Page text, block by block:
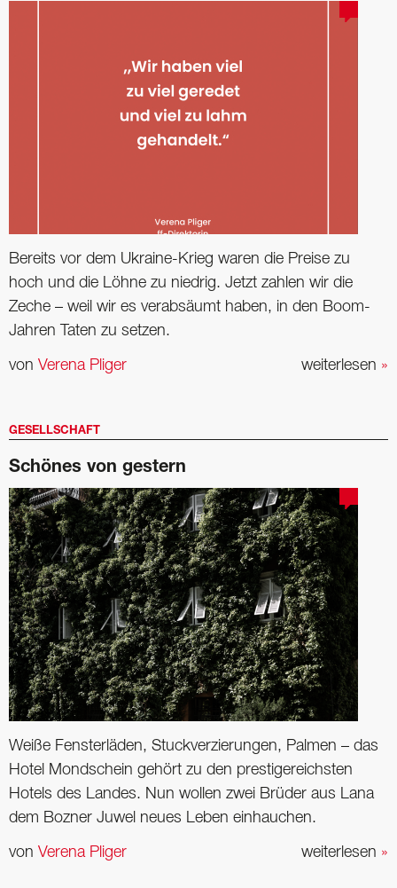
Bereits vor dem Ukraine-Krieg waren die Preise zu
hoch und die Löhne zu niedrig. Jetzt zahlen wir die
Zeche – weil wir es verabsäumt haben, in den Boom-
Jahren Taten zu setzen.
weiterlesen »
von Verena Pliger
GESELLSCHAFT
Schönes von gestern
Weiße Fensterläden, Stuckverzierungen, Palmen – das
Hotel Mondschein gehört zu den prestigereichsten
Hotels des Landes. Nun wollen zwei Brüder aus Lana
dem Bozner Juwel neues Leben einhauchen.
weiterlesen »
von Verena Pliger